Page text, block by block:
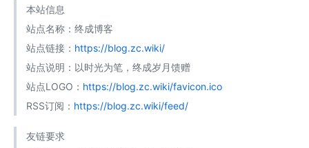
本站信息
站点名称：终成博客
站点链接： https://blog.zc.wiki/
站点说明：以时光为笔，终成岁月馈赠
站点LOGO： https://blog.zc.wiki/favicon.ico
RSS订阅： https://blog.zc.wiki/feed/
友链要求